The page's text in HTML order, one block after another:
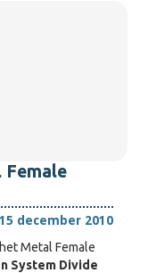
Female
15 december 2010
Metal Female
System Divide